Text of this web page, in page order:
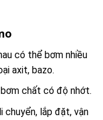
có thể bơm nhiều
axit, bazo.
chất có độ nhớt.
chuyển, lắp đặt, vận